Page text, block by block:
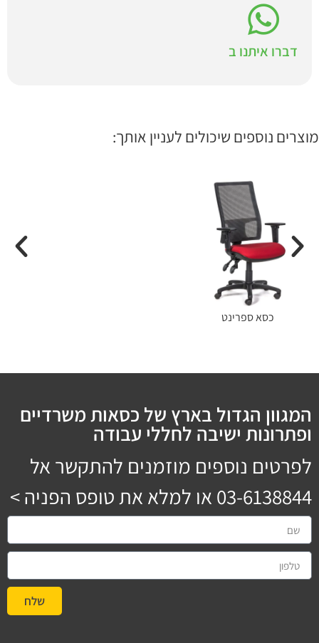
דברו איתנו ב
מוצרים נוספים שיכולים לעניין אותך:
כסא ספרינט
המגוון הגדול בארץ של כסאות משרדיים
ופתרונות ישיבה לחללי עבודה
לפרטים נוספים מוזמנים להתקשר אל
03-6138844 או למלא את טופס הפניה >
שלח